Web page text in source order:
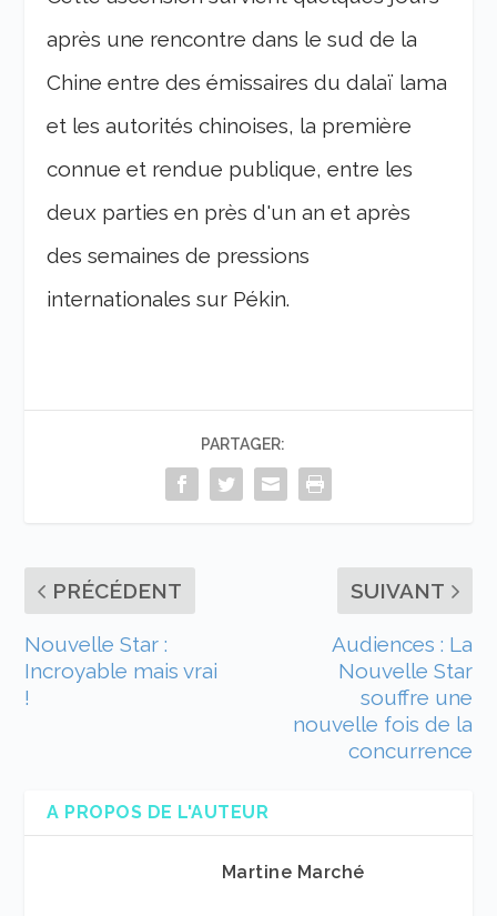
après une rencontre dans le sud de la
Chine entre des émissaires du dalaï lama
et les autorités chinoises, la première
connue et rendue publique, entre les
deux parties en près d'un an et après
des semaines de pressions
internationales sur Pékin.
PARTAGER:
PRÉCÉDENT
Nouvelle Star :
Incroyable mais vrai
!
SUIVANT
Audiences : La
Nouvelle Star
souffre une
nouvelle fois de la
concurrence
A PROPOS DE L'AUTEUR
Martine Marché